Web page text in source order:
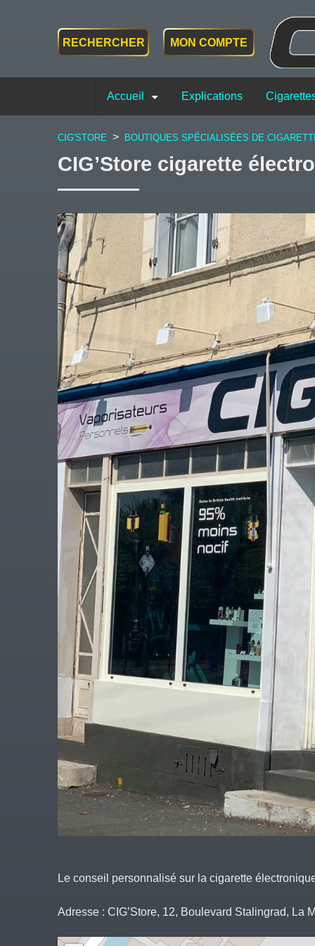
RECHERCHER MON COMPTE
Accueil Explications
CIG'STORE > BOUTIQUES SPÉCIALISÉES DE
CIG’Store cigarette
Le conseil personnalisé sur la cigarette
Adresse : CIG’Store, 12, Boulevard Stalingrad, La